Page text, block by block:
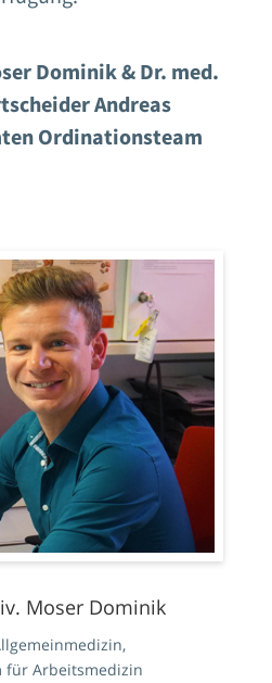
Dominik & Dr. med.
Andreas
Ordinationsteam
Moser Dominik
für Arbeitsmedizin